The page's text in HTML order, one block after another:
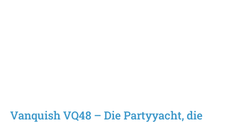
Vanquish VQ48 – Die Partyyacht, die